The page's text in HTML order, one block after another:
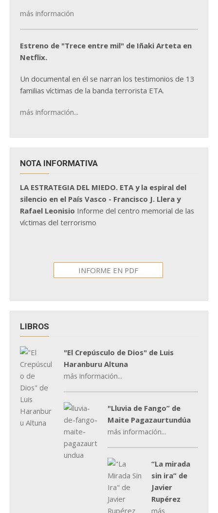
más información
Estreno de "Trece entre mil" de Iñaki Arteta en
Netflix.
Un documental en él se narran los testimonios de 13
familias víctimas de la banda terrorista ETA.
más información...
NOTA INFORMATIVA
LA ESTRATEGIA DEL MIEDO. ETA y la espiral del
silencio en el País Vasco - Francisco J. Llera y
Rafael Leonisio Informe del centro memorial de las
víctimas del terrorismo
INFORME EN PDF
LIBROS
"El Crepúsculo de Dios" de Luis
Haranburu Altuna
más información...
"Lluvia de Fango” de
Maite Pagazaurtundúa
más información...
“La mirada
sin ira” de
Javier
Rupérez
más